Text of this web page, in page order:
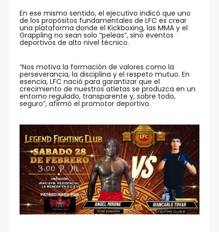
En ese mismo sentido, el ejecutivo indicó que uno
de los propósitos fundamentales de LFC es crear
una plataforma donde el Kickboxing, las MMA y el
Grappling no sean solo “peleas”, sino eventos
deportivos de alto nivel técnico.
“Nos motiva la formación de valores como la
perseverancia, la disciplina y el respeto mutuo. En
esencia, LFC nació para garantizar que el
crecimiento de nuestros atletas se produzca en un
entorno regulado, transparente y, sobre todo,
seguro”, afirmó el promotor deportivo.